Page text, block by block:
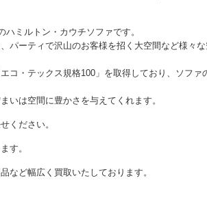
ミルトン・カウチソファです。
パーティで沢山のお客様を招く大空間など様々
コ・テックス規格100」を取得しており、ソファ
いは空間に豊かさを与えてくれます。
ください。
す。
など幅広く買取いたしております。